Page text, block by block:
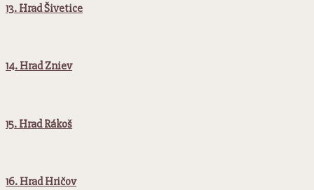
13. Hrad Šivetice
14. Hrad Zniev
15. Hrad Rákoš
16. Hrad Hričov